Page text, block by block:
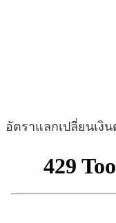
อัตราแลกเปลี่ยนเงิ